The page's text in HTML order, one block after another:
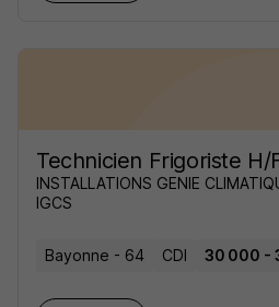
Technicien Frigoriste H/
INSTALLATIONS GENIE
IGCS
Bayonne - 64 CDI 30 000 -